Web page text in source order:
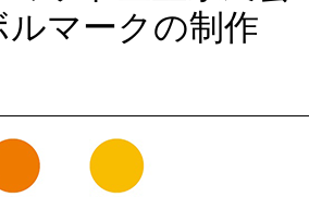
マークの制作